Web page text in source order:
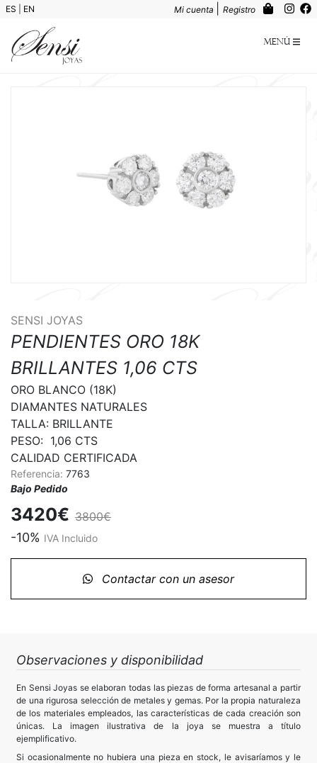
ES EN Mi cuenta Registro
Menú
SENSI JOYAS
PENDIENTES ORO 18K
BRILLANTES 1,06 CTS
ORO BLANCO (18K)
DIAMANTES NATURALES
TALLA: BRILLANTE
PESO:  1,06 CTS
CALIDAD CERTIFICADA
Referencia: 7763
Bajo Pedido
3420€ 3800€
-10% IVA Incluido
Contactar con un asesor
Observaciones y disponibilidad
En Sensi Joyas se elaboran todas las piezas de forma artesanal a partir
de una rigurosa selección de metales y gemas. Por la propia naturaleza
de los materiales empleados, las características de cada creación son
únicas. La imagen ilustrativa de la joya se muestra a título
ejemplificativo.
Si ocasionalmente no hubiera una pieza en stock, le avisaríamos y le